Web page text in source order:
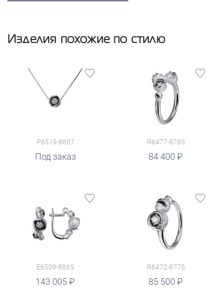
Изделия похожие по стилю
P6519-8887
Под заказ
R6477-8785
84 400
руб.
E6509-8865
143 005
R6472-8775
85 500
руб.